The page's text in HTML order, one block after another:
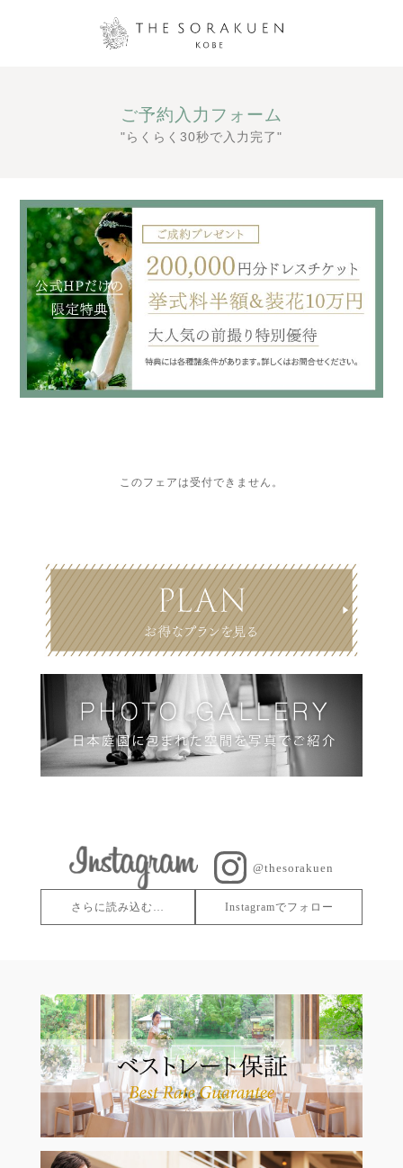
ご予約入力フォーム
"らくらく30秒で入力完了"
このフェアは受付できません。
@thesorakuen
さらに読み込む… Instagramでフォロー